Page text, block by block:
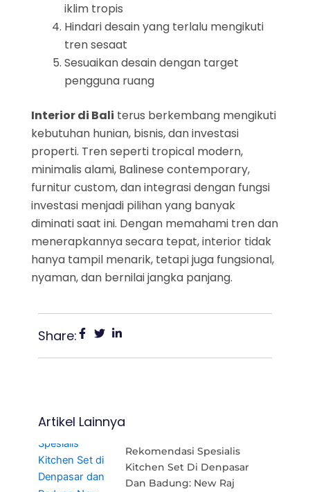
iklim tropis
Hindari desain yang terlalu mengikuti
tren sesaat
Sesuaikan desain dengan target
pengguna ruang
Interior di Bali terus berkembang mengikuti
kebutuhan hunian, bisnis, dan investasi
properti. Tren seperti tropical modern,
minimalis alami, Balinese contemporary,
furnitur custom, dan integrasi dengan fungsi
investasi menjadi pilihan yang banyak
diminati saat ini. Dengan memahami tren dan
menerapkannya secara tepat, interior tidak
hanya tampil menarik, tetapi juga fungsional,
nyaman, dan bernilai jangka panjang.
Share:
Artikel Lainnya
Rekomendasi Spesialis
Kitchen Set Di Denpasar
Dan Badung: New Raj